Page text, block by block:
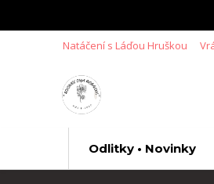
Natáčení s Láďou Hruškou
Odlitky • Novinky